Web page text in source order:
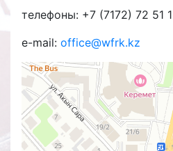
телефоны: +7 (7172) 72 51
e-mail: office@wfrk.kz